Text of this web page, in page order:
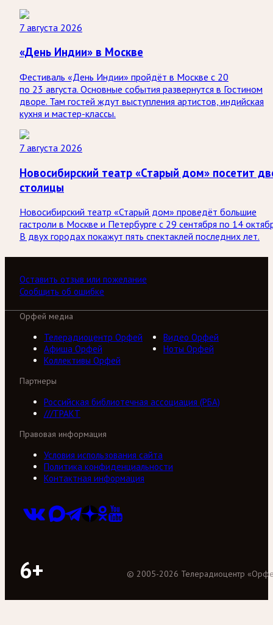
7 августа 2026
«День Индии» в Москве
Фестиваль «День Индии» пройдёт в Москве с 20
по 23 августа. Основные события развернутся в Гостином
дворе. Там гостей ждут выступления артистов, индийская
кухня и мастер-классы.
7 августа 2026
Новосибирский театр «Старый дом» посетит
столицы
Новосибирский театр «Старый дом» проведёт большие
гастроли в Москве и Петербурге с 29 сентября по 14
В двух городах покажут пять спектаклей последних лет.
Оставить отзыв или пожелание
Сообщить об ошибке
Орфей медиа
Телерадиоцентр Орфей
Видео Орфей
Афиша Орфей
Ноты Орфей
Коллективы Орфей
Партнеры
Российская библиотечная ассоциация (РБА)
///ТРАКТ
Правовая информация
Условия использования сайта
Политика конфиденциальности
Контактная информация
6+ © 2005-2026 Телерадиоцентр